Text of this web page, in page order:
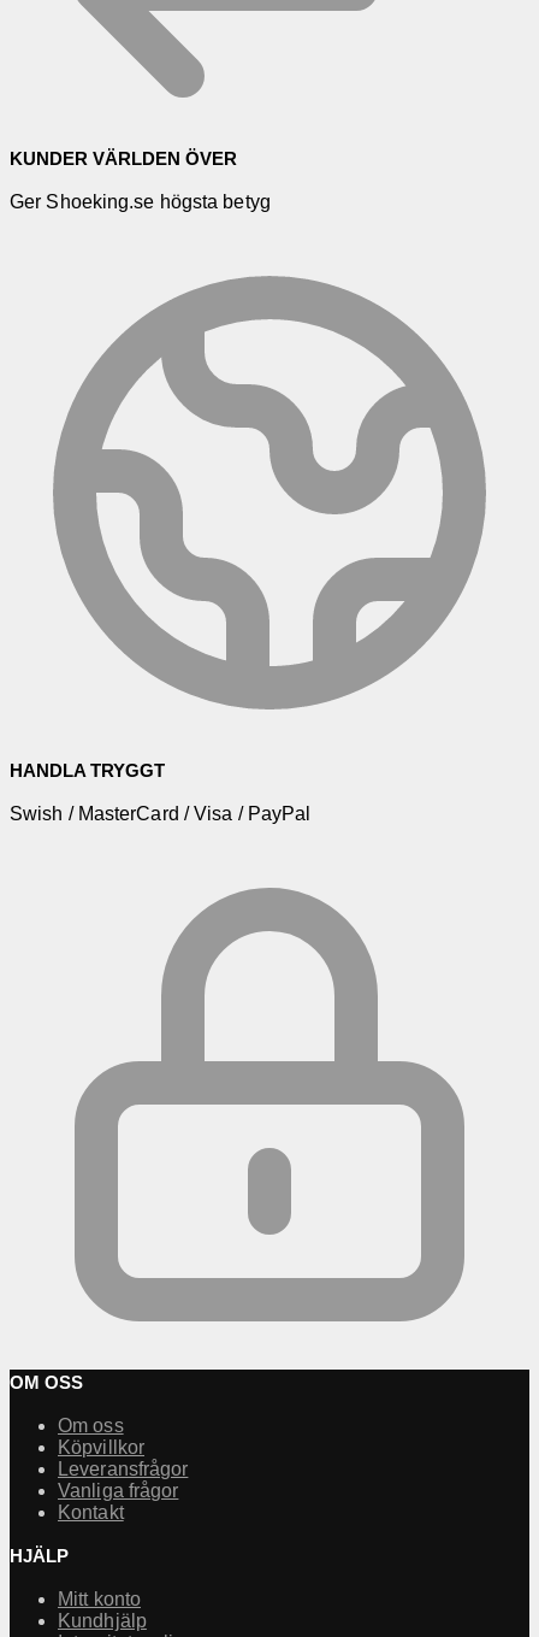
KUNDER VÄRLDEN ÖVER
Ger Shoeking.se högsta betyg
HANDLA TRYGGT
Swish / MasterCard / Visa / PayPal
OM OSS
Om oss
Köpvillkor
Leveransfrågor
Vanliga frågor
Kontakt
HJÄLP
Mitt konto
Kundhjälp